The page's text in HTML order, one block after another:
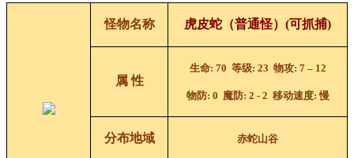
怪物名称 虎皮蛇（普通怪） (可抓捕)
属 性
生命: 70 等级: 23 物攻: 7 –12
物防: 0 魔防: 2 - 2 移动速度:慢
分布地域 赤蛇山谷